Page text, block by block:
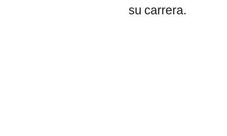
su carrera.